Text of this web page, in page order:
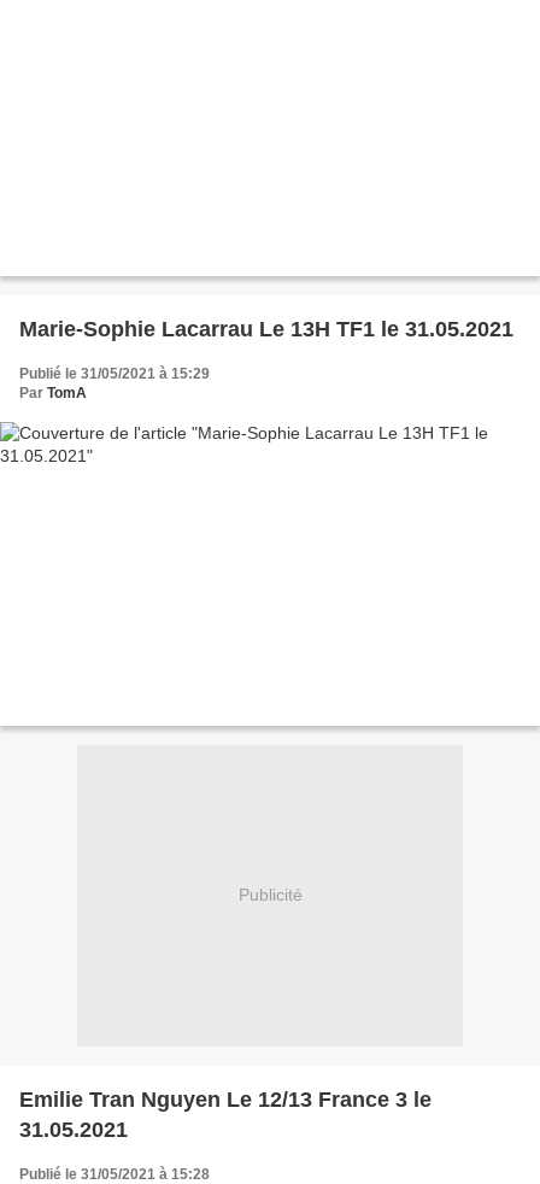
Marie-Sophie Lacarrau Le 13H TF1 le 31.05.2021
Publié le 31/05/2021 à 15:29
Par TomA
Publicité
Emilie Tran Nguyen Le 12/13 France 3 le
31.05.2021
Publié le 31/05/2021 à 15:28